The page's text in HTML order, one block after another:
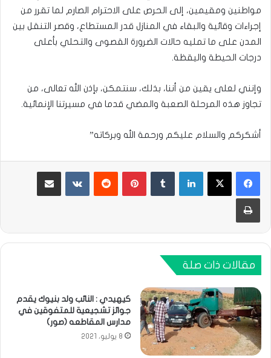
مواطنين ومقيمين، إلى الحرص على الاحترام الصارم لما تقرر من
إجراءات وقائية والبقاء في المنازل قدر المستطاع، وقصر التنقل بين
المدن على ما تمليه حالات الضرورة القصوى والتحلي بأعلى
درجات الحيطة واليقظة.
وإنني لعلى يقين من أننا، بذلك، سنتمكن، بإذن الله تعالى، من
تجاوز هذه المرحلة الصعبة والمضي قدما في مسيرتنا الإنمائية.
أشكركم والسلام عليكم ورحمة الله وبركاته”
لينكدإن بينتيريست مشاركة عبر البريد
طباعة
مقالات ذات صلة
كيهيدي : النائب ولد بنيوك يقدم
جوائز تشجيعية للمتفوقين في
مدارس المقاطعه (صور)
8 يوليو، 2021